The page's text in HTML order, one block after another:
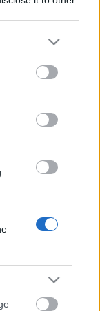
more Google
may click to
party tags to
below Google
csoportban
EIHC-
3-2-re
cup eihc